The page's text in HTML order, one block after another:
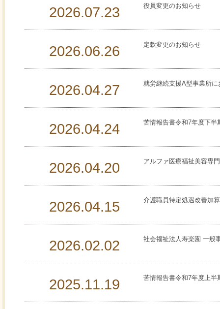
2026.07.23 役員変更のお知らせ
2026.06.26 定款変更のお知らせ
2026.04.27 就労継続支援A型事業所
2026.04.24 苦情報告書令和7年度下半
2026.04.20 アルファ医療福祉美容専
2026.04.15 介護職員特定処遇改善加
2026.02.02 社会福祉法人寿楽園 一般
2025.11.19 苦情報告書令和7年度上半